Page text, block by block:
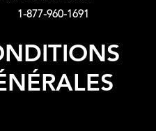
1-877-960-1691